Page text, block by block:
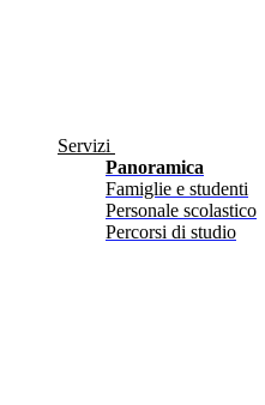
Servizi
Panoramica
Famiglie e studenti
Personale scolastico
Percorsi di studio